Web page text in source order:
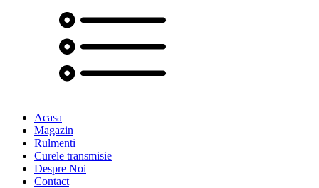
Acasa
Magazin
Rulmenti
Curele transmisie
Despre Noi
Contact